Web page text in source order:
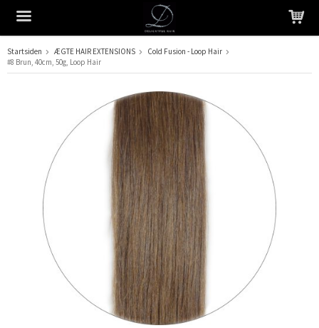
Produktet er blevet tilføjet til din indkøbskurv
Startsiden ÆGTE HAIR EXTENSIONS
Cold Fusion - Loop Hair
#8 Brun, 40cm, 50g, Loop Hair